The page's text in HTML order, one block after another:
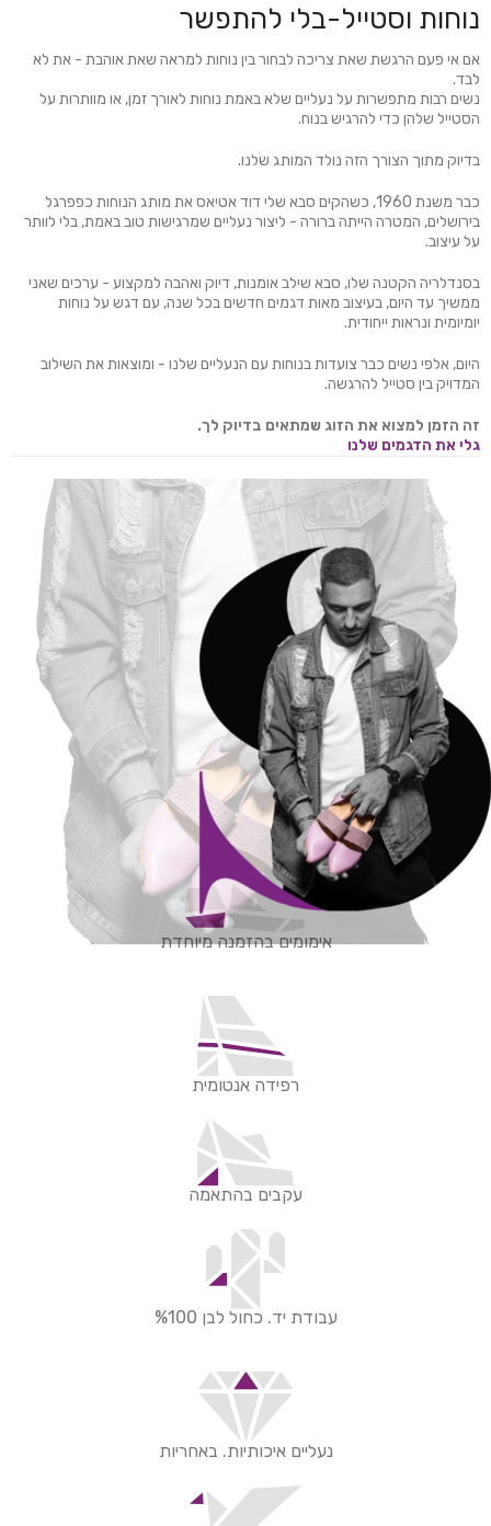
נוחות וסטייל-בלי להתפשר
אם אי פעם הרגשת שאת צריכה לבחור בין נוחות למראה שאת אוהבת - את לא
לבד.
נשים רבות מתפשרות על נעליים שלא באמת נוחות לאורך זמן, או מוותרות על
הסטייל שלהן כדי להרגיש בנוח.
בדיוק מתוך הצורך הזה נולד המותג שלנו.
כבר משנת 1960, כשהקים סבא שלי דוד אטיאס את מותג הנוחות כפפרגל
בירושלים, המטרה הייתה ברורה - ליצור נעליים שמרגישות טוב באמת, בלי לוותר
על עיצוב.
בסנדלריה הקטנה שלו, סבא שילב אומנות, דיוק ואהבה למקצוע - ערכים שאני
ממשיך עד היום, בעיצוב מאות דגמים חדשים בכל שנה, עם דגש על נוחות
יומיומית ונראות ייחודית.
היום, אלפי נשים כבר צועדות בנוחות עם הנעליים שלנו - ומוצאות את השילוב
המדויק בין סטייל להרגשה.
זה הזמן למצוא את הזוג שמתאים בדיוק לך.
גלי את הדגמים שלנו
אימומים בהזמנה מיוחדת
רפידה אנטומית
עקבים בהתאמה
עבודת יד. כחול לבן %100
נעליים איכותיות. באחריות